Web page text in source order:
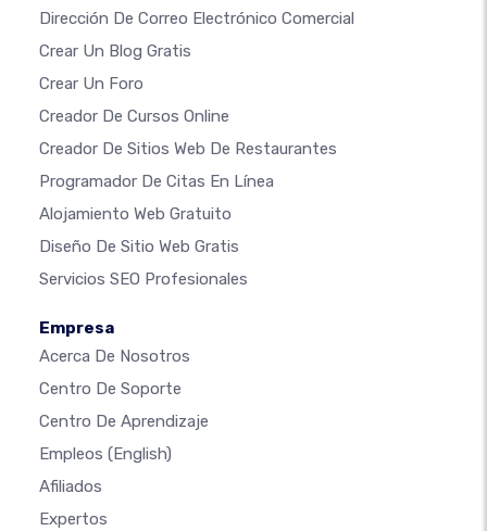
Dirección De Correo Electrónico Comercial
Crear Un Blog Gratis
Crear Un Foro
Creador De Cursos Online
Creador De Sitios Web De Restaurantes
Programador De Citas En Línea
Alojamiento Web Gratuito
Diseño De Sitio Web Gratis
Servicios SEO Profesionales
Empresa
Acerca De Nosotros
Centro De Soporte
Centro De Aprendizaje
Empleos (English)
Afiliados
Expertos